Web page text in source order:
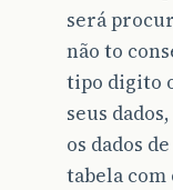
será
não to
tipo digito
seus
os dados
tabela com